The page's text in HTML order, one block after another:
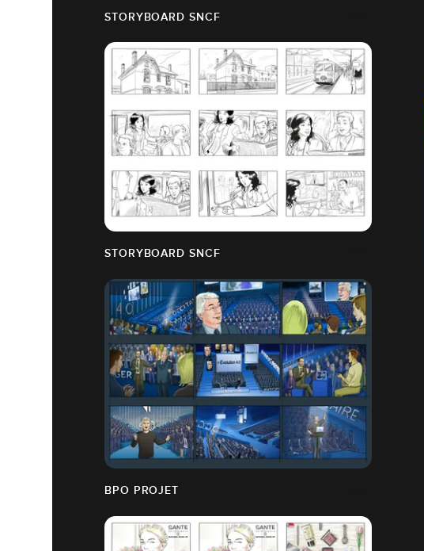
STORYBOARD SNCF
STORYBOARD SNCF
BPO PROJET